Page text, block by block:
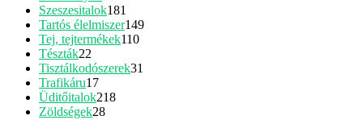
termék
Szeszesitalok181
termék
Tartós élelmiszer149149
Tej, tejtermékek110110
Tészták22
termék
Tisztálkodószerek31
Trafikáru1717
termék
Üditőitalok218218
Zöldségek2828